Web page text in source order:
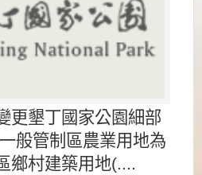
更墾丁國家公園細部
般管制區農業用地為
鄉村建築用地(....